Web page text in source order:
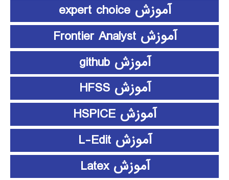
آموزش expert choice
آموزش Frontier Analyst
آموزش github
آموزش HFSS
آموزش HSPICE
آموزش L-Edit
آموزش Latex